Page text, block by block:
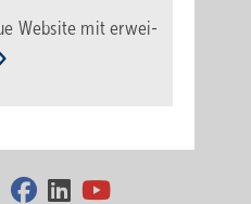
Web­site mit erwei­